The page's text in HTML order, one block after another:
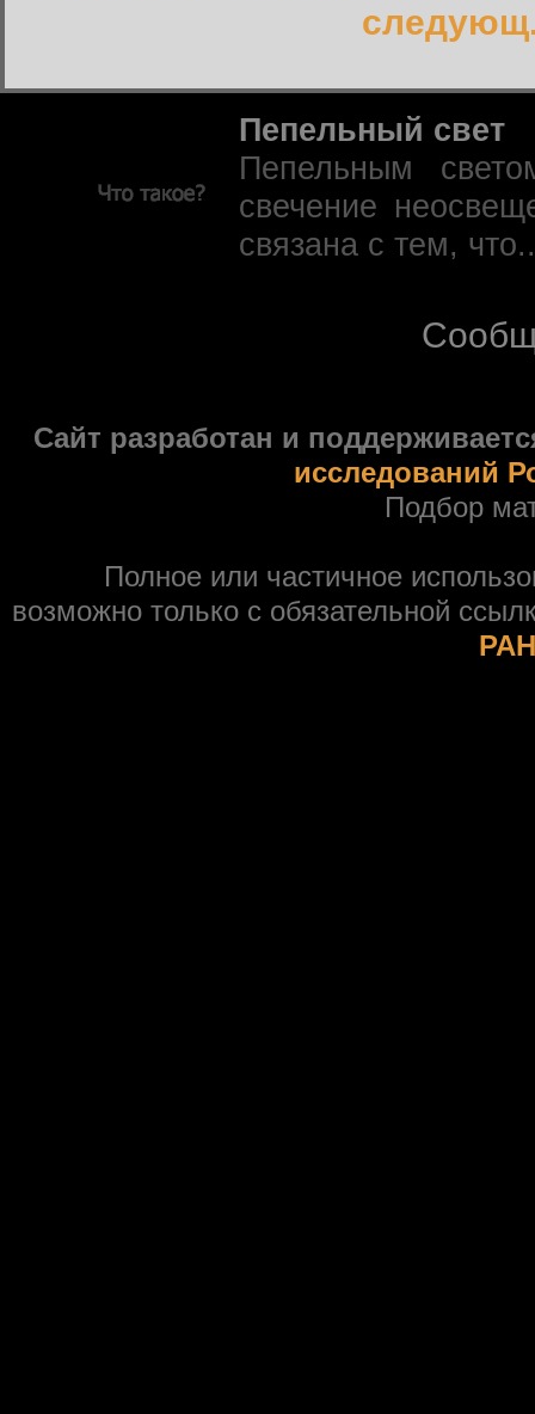
Пепельный свет
Пепельным
свечение
связана с тем,
Сайт разработан и
исследований
Подбор
Полное или частичное
возможно только с обязательной